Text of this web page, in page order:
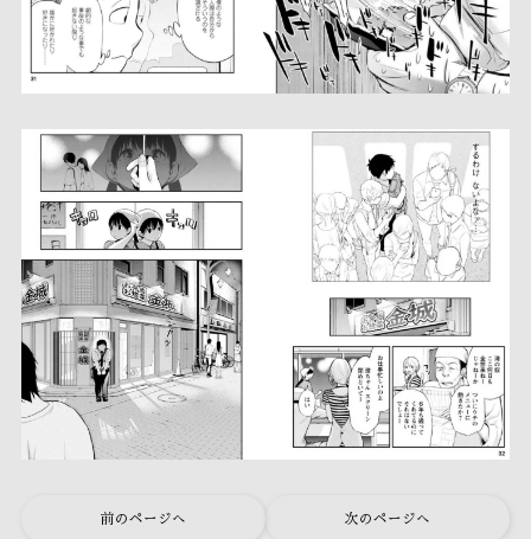
前のページへ 次のページへ